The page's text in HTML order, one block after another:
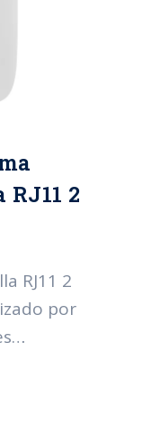
2
RJ11 2
por
de cobre.